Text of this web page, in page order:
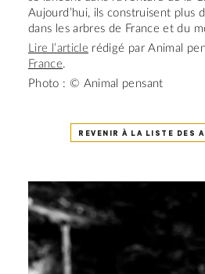
Aujourd’hui, ils construisent plus
dans les arbres de France et du
Lire l’article rédigé par Animal
France.
Photo : © Animal pensant
REVENIR À LA LISTE DES